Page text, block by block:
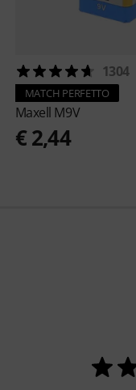
1304
MATCH PERFETTO
Maxell M9V
€ 2,44